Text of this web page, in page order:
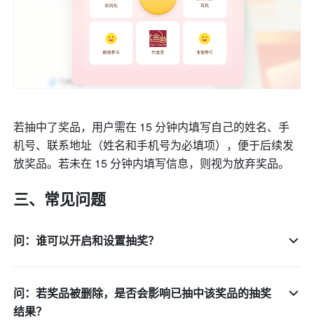
若抽中了奖品，用户需在 15 分钟内填写自己的姓名、手
机号、联系地址 （姓名和手机号为必填项） ，便于后续发
放奖品。若未在 15 分钟内填写信息，则视为放弃奖品。
三、常见问题
问：谁可以开启和设置抽奖？
问：若奖品被删除，是否会影响已抽中该奖品的抽奖
结果？